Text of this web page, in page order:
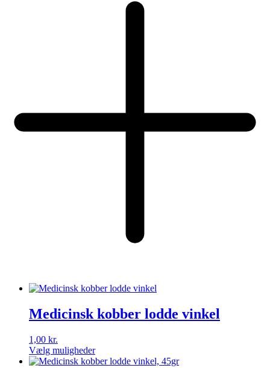
Medicinsk kobber lodde vinkel
1,00 kr.
Vælg muligheder
Dette